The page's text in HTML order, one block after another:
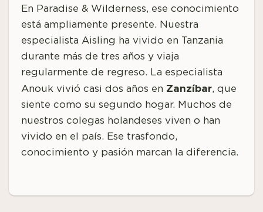
En Paradise & Wilderness, ese conocimiento
está ampliamente presente. Nuestra
especialista Aisling ha vivido en Tanzania
durante más de tres años y viaja
regularmente de regreso. La especialista
Anouk vivió casi dos años en Zanzíbar, que
siente como su segundo hogar. Muchos de
nuestros colegas holandeses viven o han
vivido en el país. Ese trasfondo,
conocimiento y pasión marcan la diferencia.